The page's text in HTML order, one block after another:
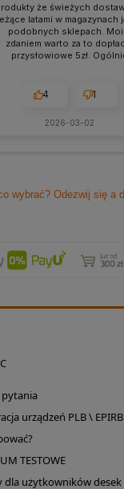
że świeżych
latami w magazynach
podobnych sklepach.
zdaniem warto za to
przysłowiowe 5zł.
jakieś problemy zawsze
Polecam z czystym
4 1
2026-03-02
wybrać? Odezwij się a
pytania
urządzeń PLB \
TESTOWE
dla użytkowników desek